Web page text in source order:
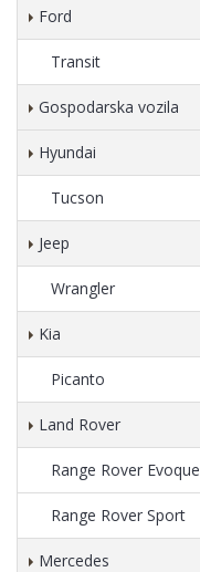
Ford
Transit
Gospodarska vozila
Hyundai
Tucson
Jeep
Wrangler
Kia
Picanto
Land Rover
Range Rover Evoque
Range Rover Sport
Mercedes